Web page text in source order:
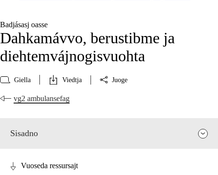
Badjásasj oasse
Dahkamávvo, berustibme ja
diehtemvájnogisvuohta
Giella Viedtja Juoge
vg2 ambulansefag
Sisadno
Vuoseda ressursajt